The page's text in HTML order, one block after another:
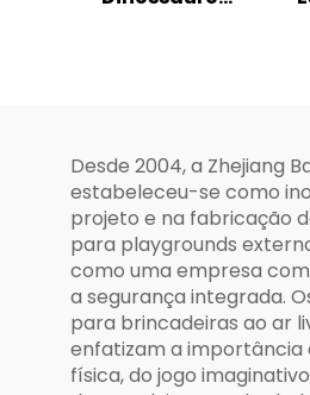
Desde 2004, a Zhejiang
estabeleceu-se como
projeto e na fabricação
para playgrounds
como uma empresa
a segurança integrada.
para brincadeiras ao ar
enfatizam a importância
física, do jogo